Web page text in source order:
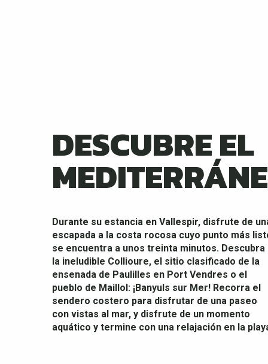
DESCUBRE EL
Durante su estancia en Vallespir, disfrute de
escapada a la costa rocosa cuyo punto más
se encuentra a unos treinta minutos. Descubra
la ineludible Collioure, el sitio clasificado de la
ensenada de Paulilles en Port Vendres o el
pueblo de Maillol: ¡Banyuls sur Mer! Recorra el
sendero costero para disfrutar de una paseo
con vistas al mar, y disfrute de un momento
aquático y termine con una relajación en la